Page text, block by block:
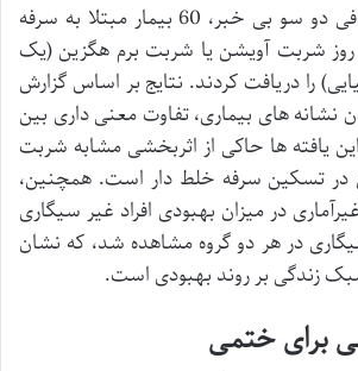
در یک مطالعه تصادفی دو سو بی خبر، 60 بیمار مبتلا به سرفه
خلط دار، به مدت 5 روز شربت آویشن یا شربت برم هگزین (یک
را دریافت کردند. نتایج بر اساس گزارش
نشانه های بیماری، تفاوت معنی داری بین
یافته ها حاکی از اثربخشی مشابه شربت
در تسکین سرفه خلط دار است. همچنین،
در میزان بهبودی افراد غیر سیگاری
در هر دو گروه مشاهده شد، که نشان
زندگی بر روند بهبودی است.
برای ختمی